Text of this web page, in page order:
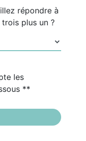
répondre à
plus un ?
les
**